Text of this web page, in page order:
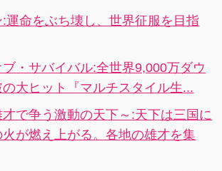
運命をぶち壊し、世界征服を目指
・サバイバル:全世界9,000万ダウ
大ヒット『マルチスタイル生...
で争う激動の天下～:天下は三国に
が燃え上がる。各地の雄才を集